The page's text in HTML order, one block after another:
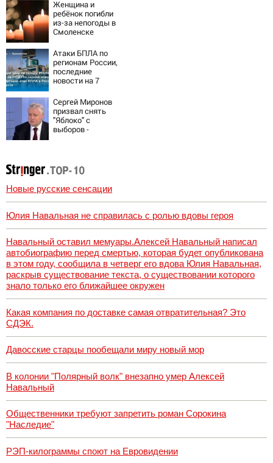
ужесточить -
Новости на
Вести.ru
Женщина и
ребёнок погибли
из-за непогоды в
Смоленске
Атаки БПЛА по
регионам России,
последние
новости на 7
последствия,
атаки на склады
Wildberries,
состояние
пострадавших
Сергей Миронов
призвал снять
"Яблоко" с
выборов -
Новые русские сенсации
Юлия Навальная не справилась с ролью вдовы героя
Навальный оставил мемуары.Алексей Навальный написал
автобиографию перед смертью, которая будет опубликована
в этом году, сообщила в четверг его вдова Юлия Навальная,
раскрыв существование текста, о существовании которого
знало только его ближайшее окружен
Какая компания по доставке самая отвратительная? Это
СДЭК.
Давосские старцы пообещали миру новый мор
В колонии "Полярный волк" внезапно умер Алексей
Навальный
Общественники требуют запретить роман Сорокина
"Наследие"
РЭП-килограммы споют на Евровидении